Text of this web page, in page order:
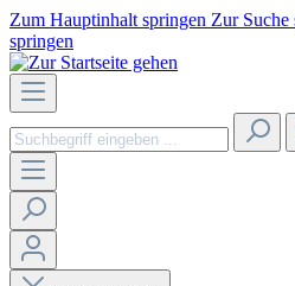
Zum Hauptinhalt springen Zur Suche
springen